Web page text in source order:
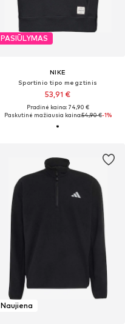
PASIŪLYMAS
NIKE
Sportinio tipo megztinis
53,91 €
Pradinė kaina: 74,90 €
Paskutinė mažiausia kaina:54,90 €-1%
Naujiena